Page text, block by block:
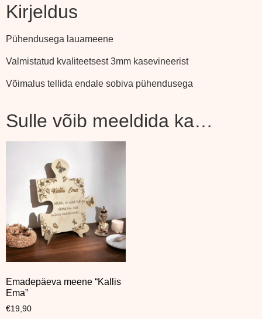
Kirjeldus
Pühendusega lauameene
Valmistatud kvaliteetsest 3mm kasevineerist
Võimalus tellida endale sobiva pühendusega
Sulle võib meeldida ka…
Emadepäeva meene “Kallis
Ema”
€19,90